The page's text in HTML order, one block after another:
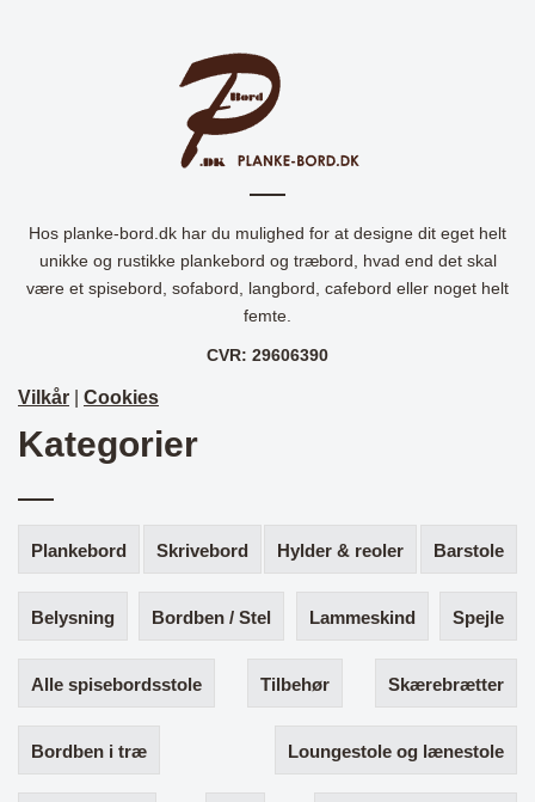
Hos planke-bord.dk har du mulighed for at designe dit eget helt
unikke og rustikke plankebord og træbord, hvad end det skal
være et spisebord, sofabord, langbord, cafebord eller noget helt
femte.
CVR: 29606390
Vilkår Cookies
Kategorier
Plankebord Skrivebord Hylder & reoler Barstole
Belysning Bordben / Stel Lammeskind Spejle
Alle spisebordsstole Tilbehør Skærebrætter
Bordben i træ Loungestole og lænestole